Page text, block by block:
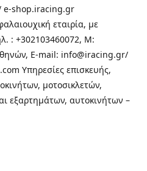
e-shop.iracing.gr
εταιρία, με
: +302103460072, M:
E-mail: info@iracing.gr/
Υπηρεσίες επισκευής,
μοτοσικλετών,
εξαρτημάτων, αυτοκινήτων –